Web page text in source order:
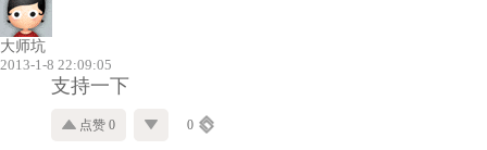
大师坑
2013-1-8 22:09:05
支持一下
点赞 0 0